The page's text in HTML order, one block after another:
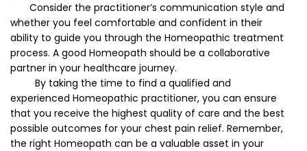
Consider the practitioner’s communication style and
whether you feel comfortable and confident in their
ability to guide you through the Homeopathic treatment
process. A good Homeopath should be a collaborative
partner in your healthcare journey.
By taking the time to find a qualified and
experienced Homeopathic practitioner, you can ensure
that you receive the highest quality of care and the best
possible outcomes for your chest pain relief. Remember,
the right Homeopath can be a valuable asset in your